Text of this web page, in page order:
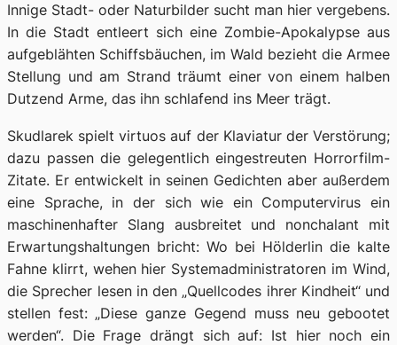
Innige Stadt- oder Naturbilder sucht man hier vergebens.
In die Stadt entleert sich eine Zombie-Apokalypse aus
aufgeblähten Schiffsbäuchen, im Wald bezieht die Armee
Stellung und am Strand träumt einer von einem halben
Dutzend Arme, das ihn schlafend ins Meer trägt.
Skudlarek spielt virtuos auf der Klaviatur der Verstörung;
dazu passen die gelegentlich eingestreuten Horrorfilm-
Zitate. Er entwickelt in seinen Gedichten aber außerdem
eine Sprache, in der sich wie ein Computervirus ein
maschinenhafter Slang ausbreitet und nonchalant mit
Erwartungshaltungen bricht: Wo bei Hölderlin die kalte
Fahne klirrt, wehen hier Systemadministratoren im Wind,
die Sprecher lesen in den „Quellcodes ihrer Kindheit“ und
stellen fest: „Diese ganze Gegend muss neu gebootet
werden“. Die Frage drängt sich auf: Ist hier noch ein